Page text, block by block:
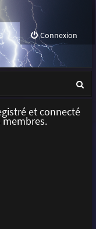
Connexion
et connecté